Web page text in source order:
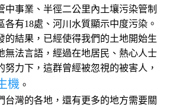
中事業、半徑二公里內土壤污染管制
各有18處、河川水質顯示中度污染。
的結果，已經使得我們的土地開始生
無法言語，經過在地居民、熱心人士
努力下，這群曾經被忽視的被害人，
機 。
灣的各地，還有更多的地方需要關